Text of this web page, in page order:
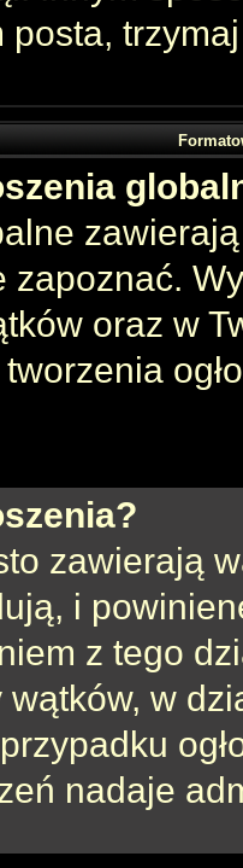
posta,
zapoznać.
oraz w
zawierają
i
z tego
w
nadaje